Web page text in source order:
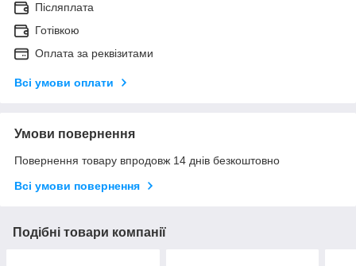
Післяплата
Готівкою
Оплата за реквізитами
Всі умови оплати
Умови повернення
Повернення товару впродовж 14 днів безкоштовно
Всі умови повернення
Подібні товари компанії